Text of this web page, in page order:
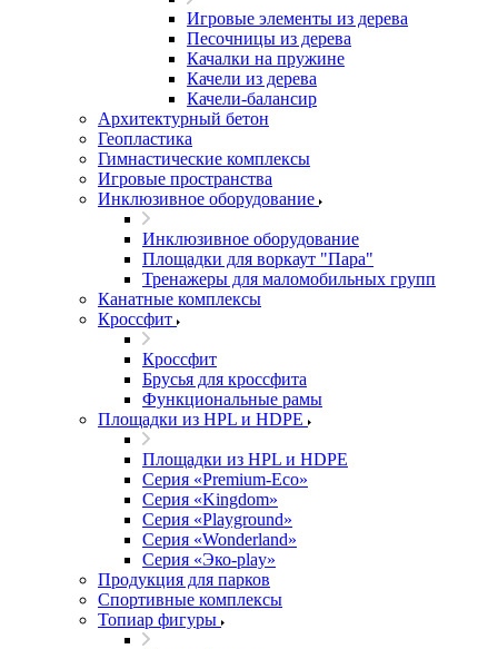
Игровые элементы из дерева
Песочницы из дерева
Качалки на пружине
Качели из дерева
Качели-балансир
Архитектурный бетон
Геопластика
Гимнастические комплексы
Игровые пространства
Инклюзивное оборудование
Инклюзивное оборудование
Площадки для воркаут "Пара"
Тренажеры для маломобильных групп
Канатные комплексы
Кроссфит
Кроссфит
Брусья для кроссфита
Функциональные рамы
Площадки из HPL и HDPE
Площадки из HPL и HDPE
Серия «Premium-Eco»
Серия «Kingdom»
Серия «Playground»
Серия «Wonderland»
Серия «Эко-play»
Продукция для парков
Спортивные комплексы
Топиар фигуры